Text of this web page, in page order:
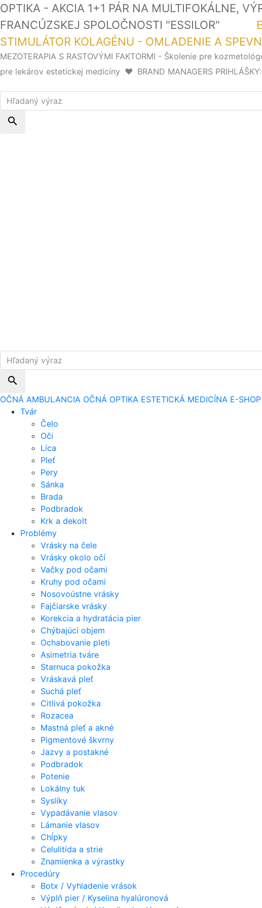
OPTIKA - AKCIA 1+1 PÁR NA MULTIFOKÁLNE,
FRANCÚZSKEJ SPOLOČNOSTI "ESSILOR"
STIMULÁTOR KOLAGÉNU - OMLADENIE A
MEZOTERAPIA S RASTOVÝMI FAKTORMI - Školenie pre
pre lekárov estetickej medicíny ❤️ BRAND MANAGERS
search
search
OČNÁ AMBULANCIA OČNÁ OPTIKA ESTETICKÁ MEDICÍNA E-
Tvár
Čelo
Oči
Líca
Pleť
Pery
Sánka
Brada
Podbradok
Krk a dekolt
Problémy
Vrásky na čele
Vrásky okolo očí
Vačky pod očami
Kruhy pod očami
Nosovoústne vrásky
Fajčiarske vrásky
Korekcia a hydratácia pier
Chýbajúci objem
Ochabovanie pleti
Asimetria tváre
Starnuca pokožka
Vráskavá pleť
Suchá pleť
Citlivá pokožka
Rozacea
Mastná pleť a akné
Pigmentové škvrny
Jazvy a postakné
Podbradok
Potenie
Lokálny tuk
Syslíky
Vypadávanie vlasov
Lámanie vlasov
Chĺpky
Celulitída a strie
Znamienka a výrastky
Procedúry
Botx / Vyhladenie vrások
Výplň pier / Kyselina hyalúronová